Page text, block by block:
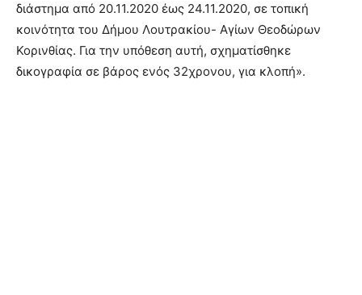
διάστημα από 20.11.2020 έως 24.11.2020, σε τοπική
κοινότητα του Δήμου Λουτρακίου- Αγίων Θεοδώρων
Κορινθίας. Για την υπόθεση αυτή, σχηματίσθηκε
δικογραφία σε βάρος ενός 32χρονου, για κλοπή».